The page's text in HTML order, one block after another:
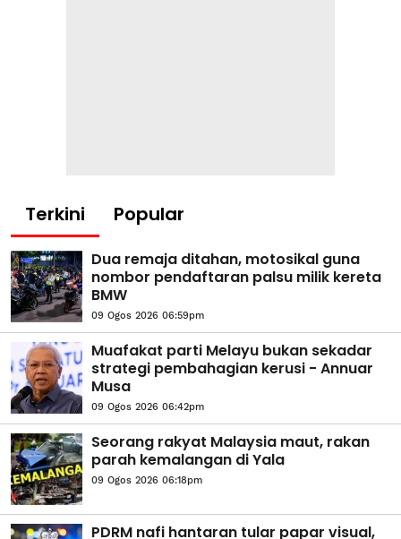
Terkini Popular
Dua remaja ditahan, motosikal guna
nombor pendaftaran palsu milik kereta
BMW
09 Ogos 2026 06:59pm
Muafakat parti Melayu bukan sekadar
strategi pembahagian kerusi - Annuar
Musa
09 Ogos 2026 06:42pm
Seorang rakyat Malaysia maut, rakan
parah kemalangan di Yala
09 Ogos 2026 06:18pm
PDRM nafi hantaran tular papar visual,